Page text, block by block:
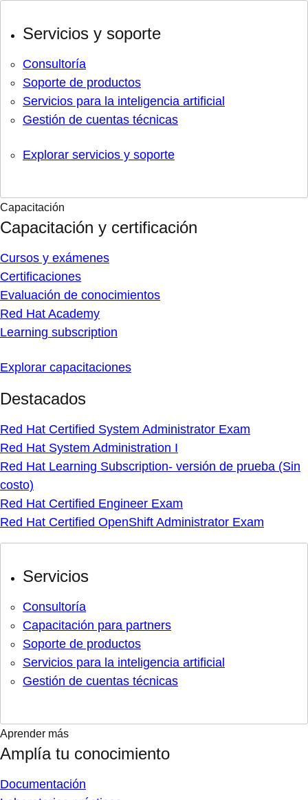
Servicios y soporte
Consultoría
Soporte de productos
Servicios para la inteligencia artificial
Gestión de cuentas técnicas
Explorar servicios y soporte
Capacitación
Capacitación y certificación
Cursos y exámenes
Certificaciones
Evaluación de conocimientos
Red Hat Academy
Learning subscription
Explorar capacitaciones
Destacados
Red Hat Certified System Administrator Exam
Red Hat System Administration I
Red Hat Learning Subscription- versión de prueba (Sin
costo)
Red Hat Certified Engineer Exam
Red Hat Certified OpenShift Administrator Exam
Servicios
Consultoría
Capacitación para partners
Soporte de productos
Servicios para la inteligencia artificial
Gestión de cuentas técnicas
Aprender más
Amplía tu conocimiento
Documentación